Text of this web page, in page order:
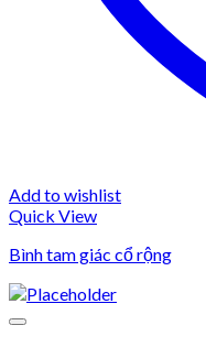
Add to wishlist
Quick View
Bình tam giác cổ rộng